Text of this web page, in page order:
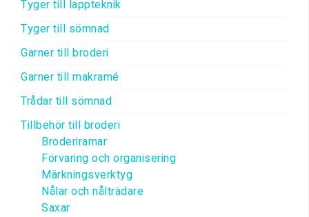
Tyger till lappteknik
Tyger till sömnad
Garner till broderi
Garner till makramé
Trådar till sömnad
Tillbehör till broderi
Broderiramar
Förvaring och organisering
Märkningsverktyg
Nålar och nålträdare
Saxar